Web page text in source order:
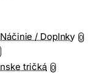
/ Doplnky 0
tričká 0